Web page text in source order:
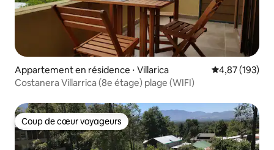
Appartement en résidence ⋅ Villarica Évaluation
4,87 (193)
Costanera Villarrica (8e étage) plage (WIFI)
Coup de cœur voyageurs
Coup de cœur voyageurs